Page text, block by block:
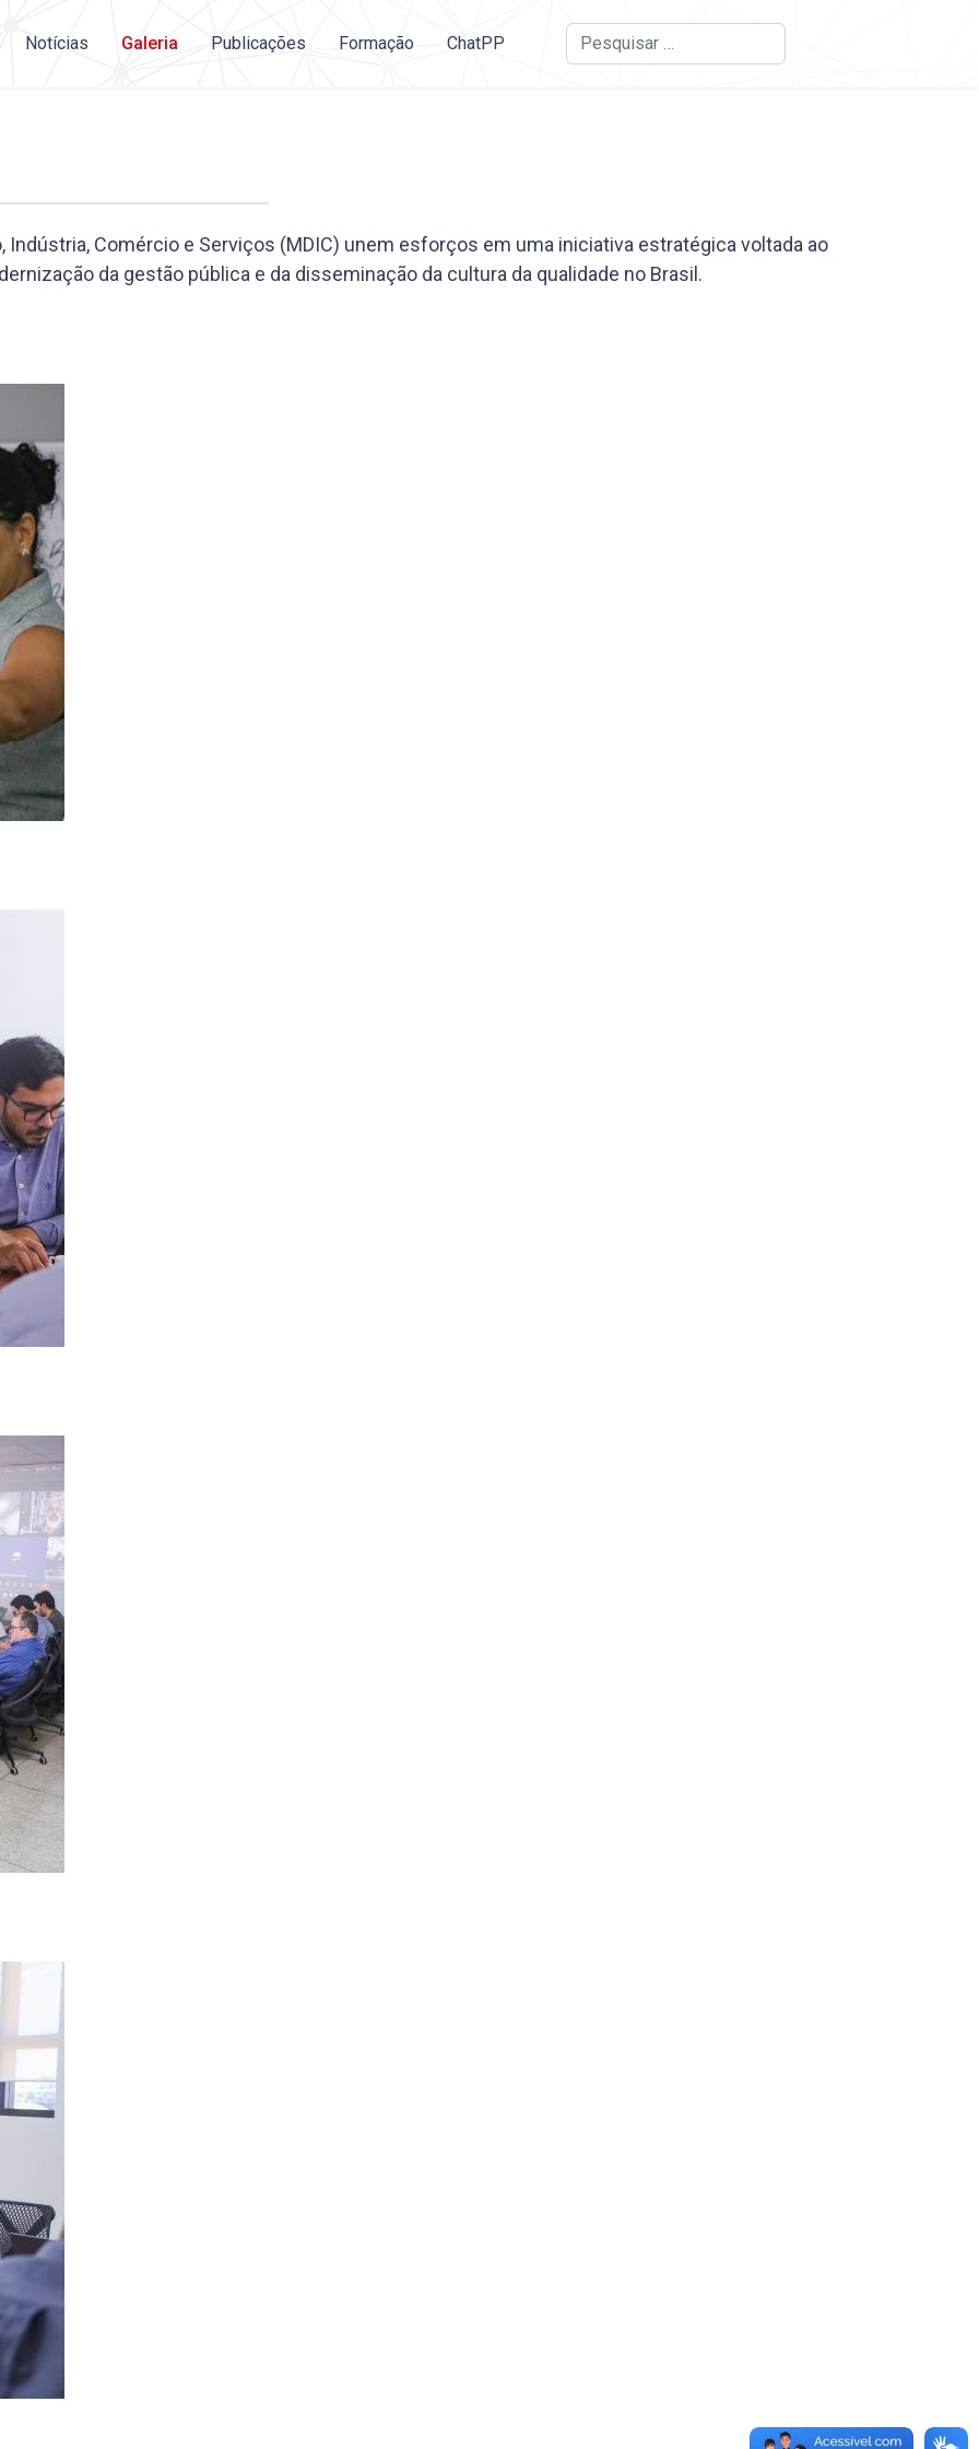
Notícias Galeria Publicações Formação ChatPP Busca
Indústria, Comércio e Serviços (MDIC) unem esforços em uma iniciativa estratégica voltada ao
da gestão pública e da disseminação da cultura da qualidade no Brasil.